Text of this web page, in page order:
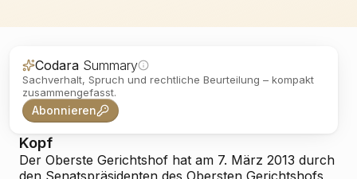
Codara Summary
Sachverhalt, Spruch und rechtliche Beurteilung – kompakt
zusammengefasst.
Abonnieren
Kopf
Der Oberste Gerichtshof hat am 7. März 2013 durch
den Senatspräsidenten des Obersten Gerichtshofs